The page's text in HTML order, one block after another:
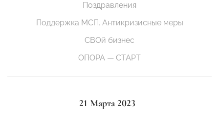
Поздравления
Поддержка МСП. Антикризисные меры
СВОй бизнес
ОПОРА — СТАРТ
21 Марта 2023